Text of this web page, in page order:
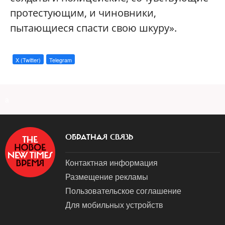
протестующим, и чиновники,
пытающиеся спасти свою шкуру».
X (Twitter) Telegram
ОБРАТНАЯ СВЯЗЬ
Контактная информация
Размещение рекламы
Пользовательское соглашение
Для мобильных устройств